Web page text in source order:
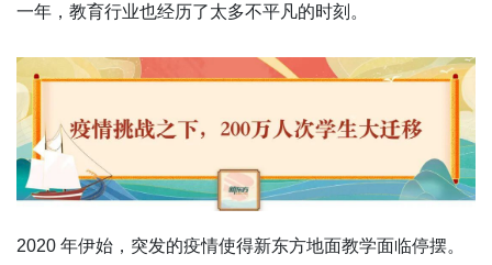
一年，教育行业也经历了太多不平凡的时刻。
2020 年伊始，突发的疫情使得新东方地面教学面临停摆。